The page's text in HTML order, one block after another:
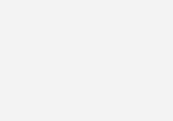
tăng lên. Do đó kéo theo sự ra đời
cấp các dịch vụ khám chữa. Tuy
cũng mang đến cho khách hàng
đảm bảo tiêu chuẩn chất lượng vì